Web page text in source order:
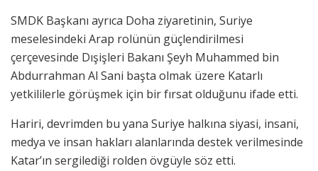
SMDK Başkanı ayrıca Doha ziyaretinin, Suriye
meselesindeki Arap rolünün güçlendirilmesi
çerçevesinde Dışişleri Bakanı Şeyh Muhammed bin
Abdurrahman Al Sani başta olmak üzere Katarlı
yetkililerle görüşmek için bir fırsat olduğunu ifade etti.
Hariri, devrimden bu yana Suriye halkına siyasi, insani,
medya ve insan hakları alanlarında destek verilmesinde
Katar’ın sergilediği rolden övgüyle söz etti.